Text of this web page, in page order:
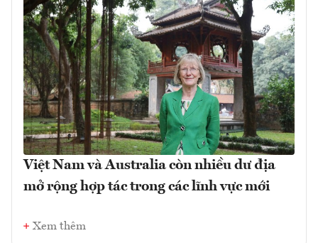
Việt Nam và Australia còn nhiều dư địa
mở rộng hợp tác trong các lĩnh vực mới
Xem thêm